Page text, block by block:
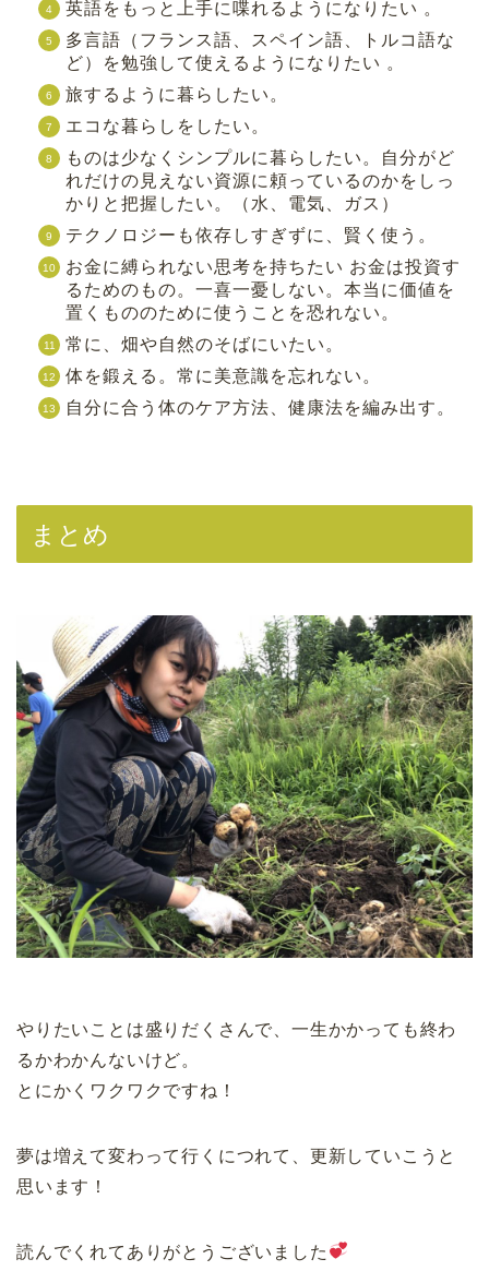
英語をもっと上手に喋れるようになりたい 。
多言語（フランス語、スペイン語、トルコ語な
ど）を勉強して使えるようになりたい 。
旅するように暮らしたい。
エコな暮らしをしたい。
ものは少なくシンプルに暮らしたい。自分がど
れだけの見えない資源に頼っているのかをしっ
かりと把握したい。（水、電気、ガス）
テクノロジーも依存しすぎずに、賢く使う。
お金に縛られない思考を持ちたい お金は投資す
るためのもの。一喜一憂しない。本当に価値を
置くもののために使うことを恐れない。
常に、畑や自然のそばにいたい。
体を鍛える。常に美意識を忘れない。
自分に合う体のケア方法、健康法を編み出す。
まとめ
やりたいことは盛りだくさんで、一生かかっても終わ
るかわかんないけど。
とにかくワクワクですね！
夢は増えて変わって行くにつれて、更新していこうと
思います！
読んでくれてありがとうございました